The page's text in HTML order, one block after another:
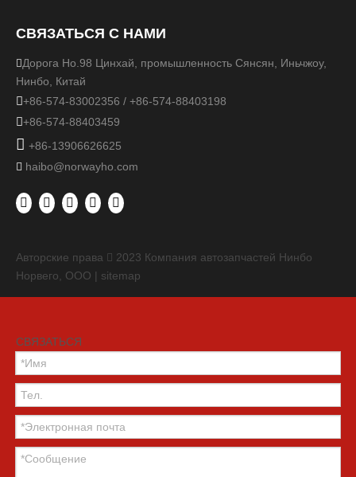
СВЯЗАТЬСЯ С НАМИ
 Дорога Но.98 Цинхай, промышленность Сянсян, Иньчжоу,
Нинбо, Китай
+86-574-83002356 / +86-574-88403198
+86-574-88403459
 +86-13906626625
 haibo@norwayho.com
Авторские права  2023 Компания автозапчастей Нинбо
Норвего, ООО | sitemap
СВЯЗАТЬСЯ